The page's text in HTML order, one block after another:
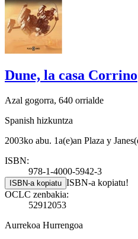
Dune, la casa Corrino
Azal gogorra, 640 orrialde
Spanish hizkuntza
2003ko abu. 1a(e)an Plaza y
ISBN:
978-1-4000-5942-3
ISBN-a kopiatu ISBN-a kopiatu!
OCLC zenbakia:
52912053
Aurrekoa Hurrengoa